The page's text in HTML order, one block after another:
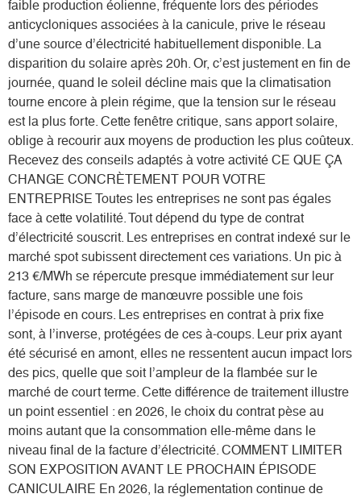
faible production éolienne, fréquente lors des périodes
anticycloniques associées à la canicule, prive le réseau
d’une source d’électricité habituellement disponible. La
disparition du solaire après 20h. Or, c’est justement en fin de
journée, quand le soleil décline mais que la climatisation
tourne encore à plein régime, que la tension sur le réseau
est la plus forte. Cette fenêtre critique, sans apport solaire,
oblige à recourir aux moyens de production les plus coûteux.
Recevez des conseils adaptés à votre activité CE QUE ÇA
CHANGE CONCRÈTEMENT POUR VOTRE
ENTREPRISE Toutes les entreprises ne sont pas égales
face à cette volatilité. Tout dépend du type de contrat
d’électricité souscrit. Les entreprises en contrat indexé sur le
marché spot subissent directement ces variations. Un pic à
213 €/MWh se répercute presque immédiatement sur leur
facture, sans marge de manœuvre possible une fois
l’épisode en cours. Les entreprises en contrat à prix fixe
sont, à l’inverse, protégées de ces à-coups. Leur prix ayant
été sécurisé en amont, elles ne ressentent aucun impact lors
des pics, quelle que soit l’ampleur de la flambée sur le
marché de court terme. Cette différence de traitement illustre
un point essentiel : en 2026, le choix du contrat pèse au
moins autant que la consommation elle-même dans le
niveau final de la facture d’électricité. COMMENT LIMITER
SON EXPOSITION AVANT LE PROCHAIN ÉPISODE
CANICULAIRE En 2026, la réglementation continue de